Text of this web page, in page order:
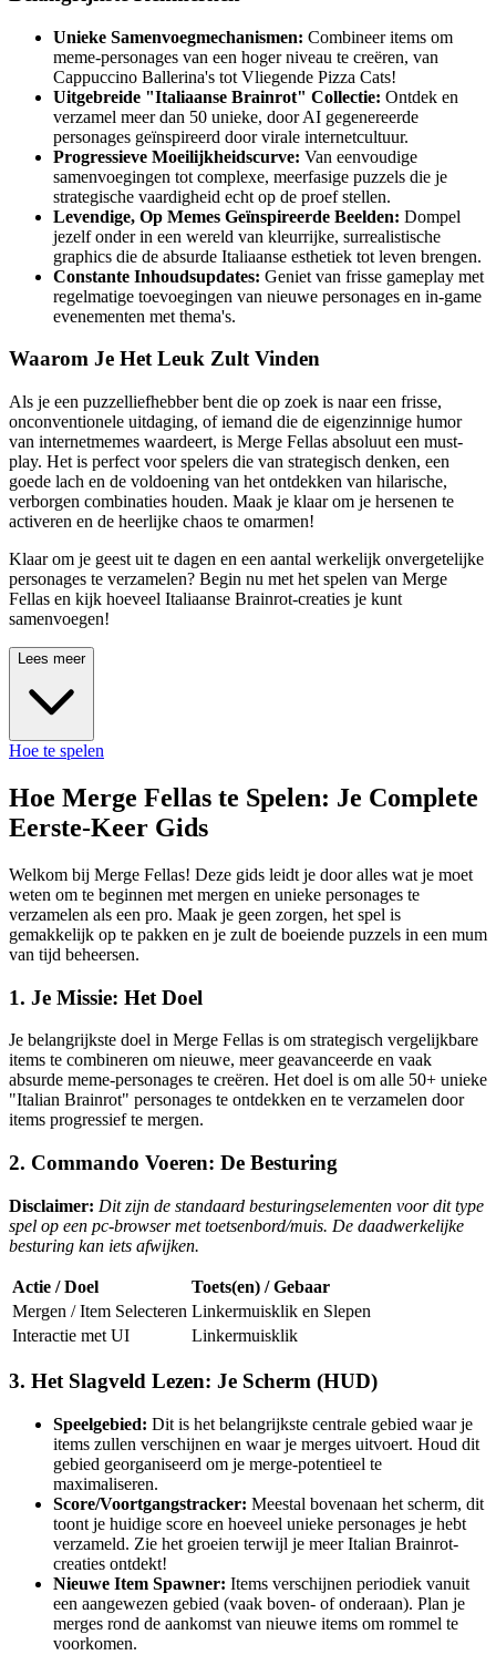
Unieke Samenvoegmechanismen: Combineer items om
meme-personages van een hoger niveau te creëren, van
Cappuccino Ballerina's tot Vliegende Pizza Cats!
Uitgebreide "Italiaanse Brainrot" Collectie: Ontdek en
verzamel meer dan 50 unieke, door AI gegenereerde
personages geïnspireerd door virale internetcultuur.
Progressieve Moeilijkheidscurve: Van eenvoudige
samenvoegingen tot complexe, meerfasige puzzels die je
strategische vaardigheid echt op de proef stellen.
Levendige, Op Memes Geïnspireerde Beelden: Dompel
jezelf onder in een wereld van kleurrijke, surrealistische
graphics die de absurde Italiaanse esthetiek tot leven brengen.
Constante Inhoudsupdates: Geniet van frisse gameplay met
regelmatige toevoegingen van nieuwe personages en in-game
evenementen met thema's.
Waarom Je Het Leuk Zult Vinden
Als je een puzzelliefhebber bent die op zoek is naar een frisse,
onconventionele uitdaging, of iemand die de eigenzinnige humor
van internetmemes waardeert, is Merge Fellas absoluut een must-
play. Het is perfect voor spelers die van strategisch denken, een
goede lach en de voldoening van het ontdekken van hilarische,
verborgen combinaties houden. Maak je klaar om je hersenen te
activeren en de heerlijke chaos te omarmen!
Klaar om je geest uit te dagen en een aantal werkelijk onvergetelijke
personages te verzamelen? Begin nu met het spelen van Merge
Fellas en kijk hoeveel Italiaanse Brainrot-creaties je kunt
samenvoegen!
Lees meer
Hoe te spelen
Hoe Merge Fellas te Spelen: Je Complete
Eerste-Keer Gids
Welkom bij Merge Fellas! Deze gids leidt je door alles wat je moet
weten om te beginnen met mergen en unieke personages te
verzamelen als een pro. Maak je geen zorgen, het spel is
gemakkelijk op te pakken en je zult de boeiende puzzels in een mum
van tijd beheersen.
1. Je Missie: Het Doel
Je belangrijkste doel in Merge Fellas is om strategisch vergelijkbare
items te combineren om nieuwe, meer geavanceerde en vaak
absurde meme-personages te creëren. Het doel is om alle 50+ unieke
"Italian Brainrot" personages te ontdekken en te verzamelen door
items progressief te mergen.
2. Commando Voeren: De Besturing
Disclaimer: Dit zijn de standaard besturingselementen voor dit type
spel op een pc-browser met toetsenbord/muis. De daadwerkelijke
besturing kan iets afwijken.
Actie / Doel
Toets(en) / Gebaar
Mergen / Item Selecteren Linkermuisklik en Slepen
Interactie met UI
Linkermuisklik
3. Het Slagveld Lezen: Je Scherm (HUD)
Speelgebied: Dit is het belangrijkste centrale gebied waar je
items zullen verschijnen en waar je merges uitvoert. Houd dit
gebied georganiseerd om je merge-potentieel te
maximaliseren.
Score/Voortgangstracker: Meestal bovenaan het scherm, dit
toont je huidige score en hoeveel unieke personages je hebt
verzameld. Zie het groeien terwijl je meer Italian Brainrot-
creaties ontdekt!
Nieuwe Item Spawner: Items verschijnen periodiek vanuit
een aangewezen gebied (vaak boven- of onderaan). Plan je
merges rond de aankomst van nieuwe items om rommel te
voorkomen.